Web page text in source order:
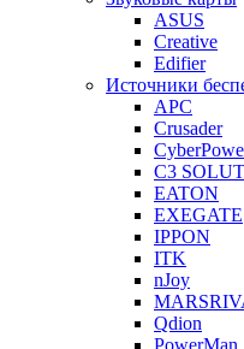
ASUS
Creative
Edifier
Источники
APC
Crusader
C3
EATON
EXEGATE
IPPON
ITK
nJoy
Qdion